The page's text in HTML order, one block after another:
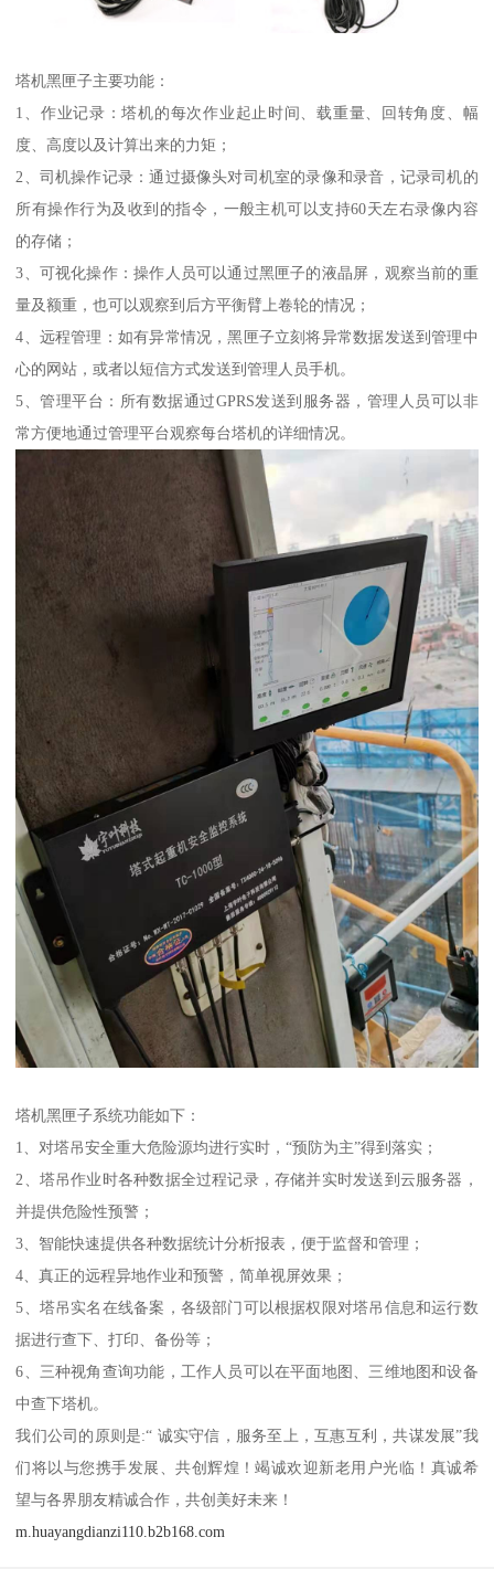
塔机黑匣子主要功能：
1、作业记录：塔机的每次作业起止时间、载重量、回转角度、幅
度、高度以及计算出来的力矩；
2、司机操作记录：通过摄像头对司机室的录像和录音，记录司机的
所有操作行为及收到的指令，一般主机可以支持60天左右录像内容
的存储；
3、可视化操作：操作人员可以通过黑匣子的液晶屏，观察当前的重
量及额重，也可以观察到后方平衡臂上卷轮的情况；
4、远程管理：如有异常情况，黑匣子立刻将异常数据发送到管理中
心的网站，或者以短信方式发送到管理人员手机。
5、管理平台：所有数据通过GPRS发送到服务器，管理人员可以非
常方便地通过管理平台观察每台塔机的详细情况。
塔机黑匣子系统功能如下：
1、对塔吊安全重大危险源均进行实时，“预防为主”得到落实；
2、塔吊作业时各种数据全过程记录，存储并实时发送到云服务器，
并提供危险性预警；
3、智能快速提供各种数据统计分析报表，便于监督和管理；
4、真正的远程异地作业和预警，简单视屏效果；
5、塔吊实名在线备案，各级部门可以根据权限对塔吊信息和运行数
据进行查下、打印、备份等；
6、三种视角查询功能，工作人员可以在平面地图、三维地图和设备
中查下塔机。
我们公司的原则是:“ 诚实守信，服务至上，互惠互利，共谋发展”我
们将以与您携手发展、共创辉煌！竭诚欢迎新老用户光临！真诚希
望与各界朋友精诚合作，共创美好未来！
m.huayangdianzi110.b2b168.com